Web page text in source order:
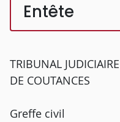
Entête
TRIBUNAL JUDICIAIRE
DE COUTANCES
Greffe civil